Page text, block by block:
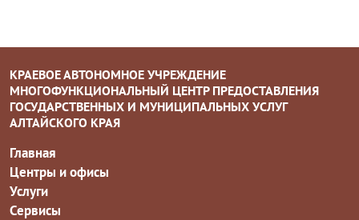
КРАЕВОЕ АВТОНОМНОЕ УЧРЕЖДЕНИЕ
МНОГОФУНКЦИОНАЛЬНЫЙ ЦЕНТР ПРЕДОСТАВЛЕНИЯ
ГОСУДАРСТВЕННЫХ И МУНИЦИПАЛЬНЫХ УСЛУГ
АЛТАЙСКОГО КРАЯ
Главная
Центры и офисы
Услуги
Сервисы